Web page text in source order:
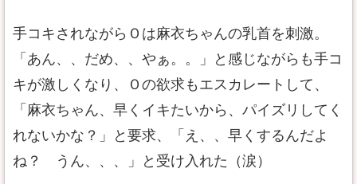
手コキされながらＯは麻衣ちゃんの乳首を刺激。
「あん、、だめ、、やぁ。。」と感じながらも手コ
キが激しくなり、Ｏの欲求もエスカレートして、
「麻衣ちゃん、早くイキたいから、パイズリしてく
れないかな？」と要求、「え、、早くするんだよ
ね？ うん、、、」と受け入れた（涙）